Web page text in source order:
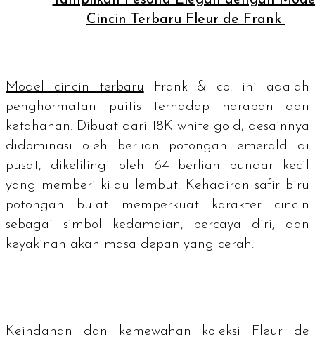
Cincin Terbaru Fleur de Frank
Model cincin terbaru Frank & co. ini adalah
penghormatan puitis terhadap harapan dan
ketahanan. Dibuat dari 18K white gold , desainnya
didominasi oleh berlian potongan emerald
di
pusat, dikelilingi oleh 64 berlian bundar kecil
yang memberi kilau lembut. Kehadiran safir biru
potongan bulat memperkuat karakter cincin
sebagai simbol kedamaian, percaya diri, dan
keyakinan akan masa depan yang cerah.
Keindahan dan kemewahan koleksi Fleur de